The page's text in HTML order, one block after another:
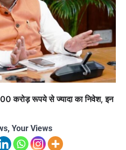
करोड़ रूपये से ज्यादा का निवेश, इन
Your Views